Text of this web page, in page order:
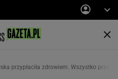
przypłaciła zdrowiem. Wszystko przez